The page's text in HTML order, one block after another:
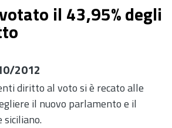
il 43,95% degli
2012
diritto al voto si è recato alle
il nuovo parlamento e il